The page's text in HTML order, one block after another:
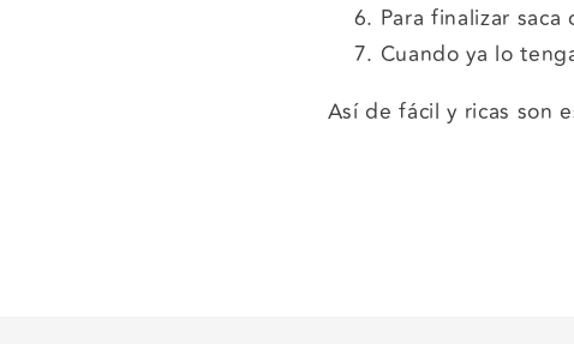
Para finalizar
Cuando ya lo
Así de fácil y ricas son